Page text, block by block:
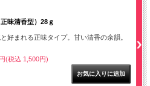
味清香型）28ｇ
好まれる正味タイプ。甘い清香の余韻。
(税込 1,500円)